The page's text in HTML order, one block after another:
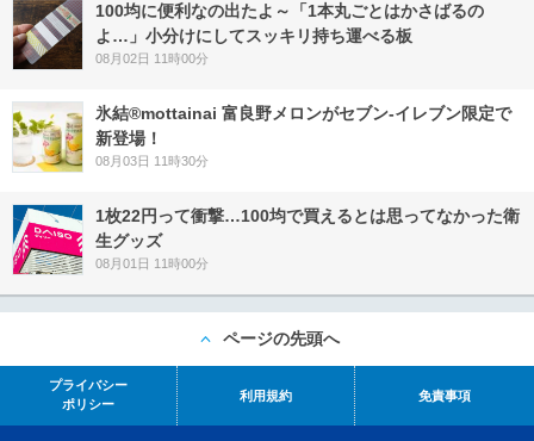
100均に便利なの出たよ～「1本丸ごとはかさばるの
よ…」小分けにしてスッキリ持ち運べる板
08月02日 11時00分
氷結®mottainai 富良野メロンがセブン‐イレブン限定で
新登場！
08月03日 11時30分
1枚22円って衝撃…100均で買えるとは思ってなかった衛
生グッズ
08月01日 11時00分
ページの先頭へ
プライバシー
ポリシー
利用規約 免責事項